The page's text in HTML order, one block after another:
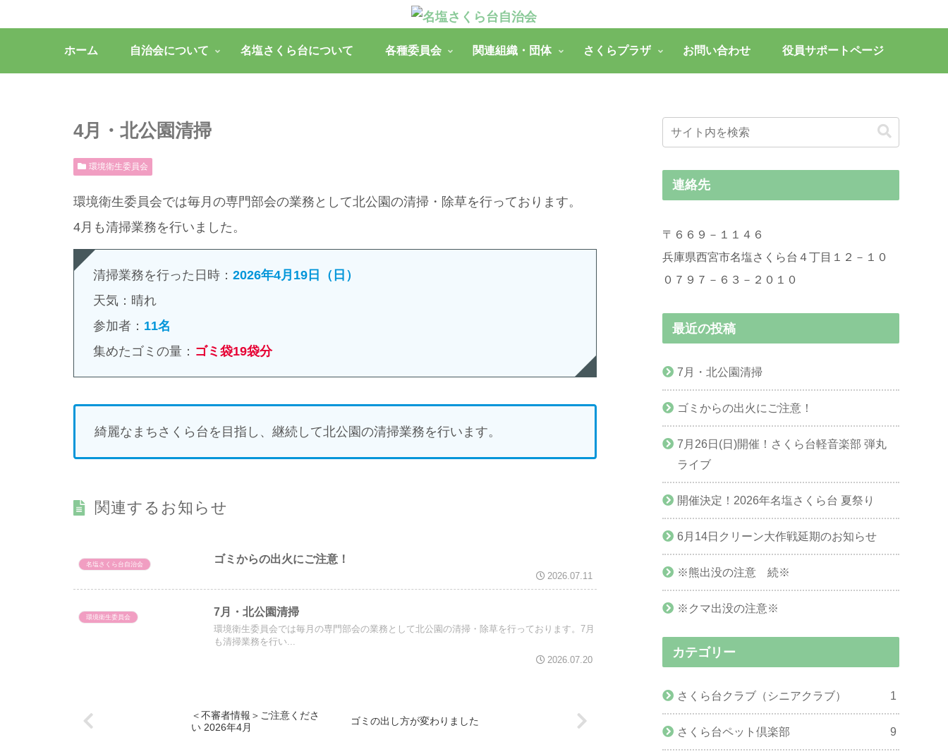
ホーム 自治会について 名塩さくら台について 各種委員会 関連組織・団体 さくらプラザ お問い合わせ 役員サポートページ
4月・北公園清掃
環境衛生委員会
環境衛生委員会では毎月の専門部会の業務として北公園の清掃・除草を行っております。
4月も清掃業務を行いました。
清掃業務を行った日時： 2026年4月19日（日）
天気：晴れ
参加者： 11名
集めたゴミの量： ゴミ袋19袋分
綺麗なまちさくら台を目指し、継続して北公園の清掃業務を行います。
関連するお知らせ
名塩さくら台自治会 ゴミからの出火にご注意！
2026.07.11
環境衛生委員会 7月・北公園清掃
環境衛生委員会では毎月の専門部会の業務として北公園の清掃・除草を行っております。7月
も清掃業務を行い...
2026.07.20
＜不審者情報＞ご注意くださ
い 2026年4月
ゴミの出し方が変わりました
連絡先
〒６６９－１１４６
兵庫県西宮市名塩さくら台４丁目１２－１０
０７９７－６３－２０１０
最近の投稿
7月・北公園清掃
ゴミからの出火にご注意！
7月26日(日)開催！さくら台軽音楽部 弾丸
ライブ
開催決定！2026年名塩さくら台 夏祭り
6月14日クリーン大作戦延期のお知らせ
※熊出没の注意 続※
※クマ出没の注意※
カテゴリー
さくら台クラブ（シニアクラブ） 1
さくら台ペット倶楽部 9